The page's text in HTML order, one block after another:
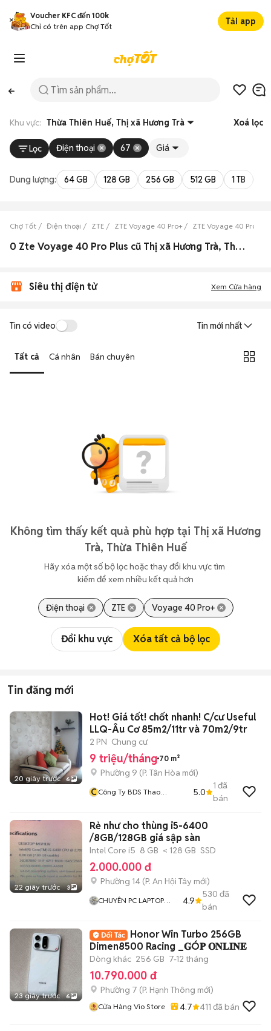
Voucher KFC đến 100k
Chỉ có trên app Chợ Tốt
Tải app
Khu vực: Thừa Thiên Huế, Thị xã Hương Trà Xoá lọc
Lọc Điện thoại 67 Giá
Dung lượng: 64 GB 128 GB 256 GB 512 GB 1 TB
Chợ Tốt Điện thoại ZTE ZTE Voyage 40 Pro+ ZTE Voyage 40 Pro+
0 Zte Voyage 40 Pro Plus cũ Thị xã Hương Trà, Thừa Thiên Huế đẹp
Siêu thị điện tử Xem Cửa hàng
Tin có video Tin mới nhất
Tất cả Cá nhân Bán chuyên
Không tìm thấy kết quả phù hợp tại Thị xã Hương
Trà, Thừa Thiên Huế
Hãy xóa một số bộ lọc hoặc thay đổi khu vực tìm
kiếm để xem nhiều kết quả hơn
Điện thoại ZTE Voyage 40 Pro+
Đổi khu vực Xóa tất cả bộ lọc
Tin đăng mới
20 giây trước 6
Hot! Giá tốt! chốt nhanh! C/cư Useful
LLQ-Âu Cơ 85m2/11tr và 70m2/9tr
2 PN Chung cư
9 triệu/tháng 70 m²
Phường 9 (P. Tân Hòa mới)
CCông Ty BDS Thao
5.0
1 đã
bán
22 giây trước 3
Rẻ như cho thùng i5-6400
/8GB/128GB giá sập sàn
Intel Core i5 8 GB < 128 GB SSD
2.000.000 đ
Phường 14 (P. An Hội Tây mới)
CHUYÊN PC LAPTOP
4.9
530 đã
bán
23 giây trước 6
Honor Win Turbo 256GB
Dimen8500 Racing _𝐆Ó𝐏 𝐎𝐍𝐋𝐈𝐍𝐄
Dòng khác 256 GB 7-12 tháng
10.790.000 đ
Phường 7 (P. Hạnh Thông mới)
Cửa Hàng Vio Store 4.7 411 đã bán